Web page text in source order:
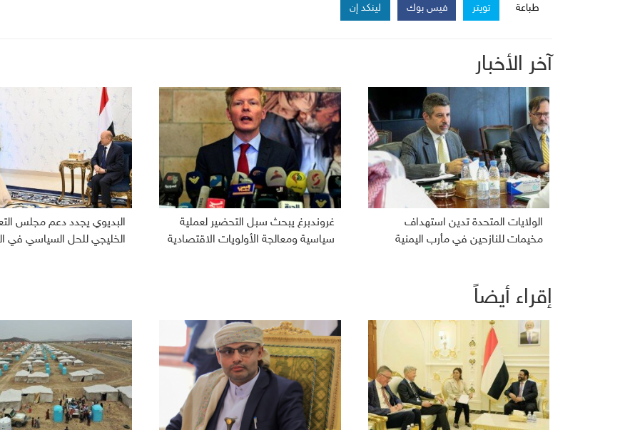
طباعة تويتر فيس بوك لينكد إن
آخر الأخبار
الولايات المتحدة تدين استهداف
مخيمات للنازحين في مأرب اليمنية
غروندبرغ يبحث سبل التحضير لعملية
سياسية ومعالجة الأولويات الاقتصادية
البديوي يجدد دعم مجلس
الخليجي للحل السياسي في
إقراء أيضاً